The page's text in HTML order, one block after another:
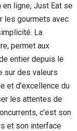
ligne, Just Eat se
les gourmets avec
La
permet aux
entier depuis le
sur des valeurs
et d’excellence du
les attentes de
c’est son
et son interface